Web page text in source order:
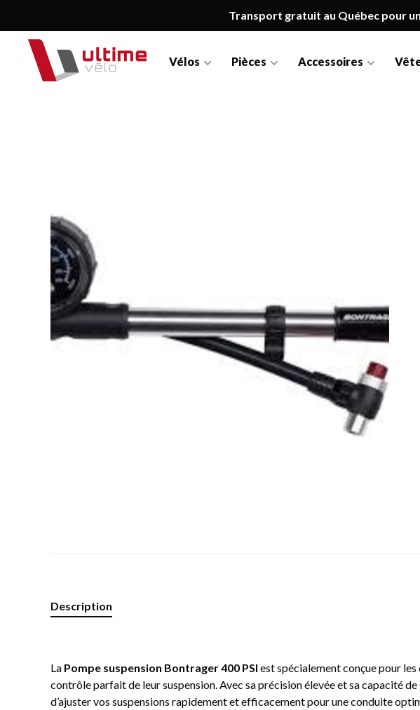
Transport gratuit au Québec pour
Vélos Pièces Accessoires
Description
La Pompe suspension Bontrager 400 PSI est spécialement conçue pour
contrôle parfait de leur suspension. Avec sa précision élevée et sa capacité
d’ajuster vos suspensions rapidement et efficacement pour une conduite